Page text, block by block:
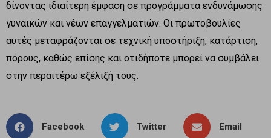
δίνοντας ιδιαίτερη έμφαση σε προγράμματα ενδυνάμωσης
γυναικών και νέων επαγγελματιών. Οι πρωτοβουλίες
αυτές μεταφράζονται σε τεχνική υποστήριξη, κατάρτιση,
πόρους, καθώς επίσης και οτιδήποτε μπορεί να συμβάλει
στην περαιτέρω εξέλιξή τους.
Facebook Twitter Email